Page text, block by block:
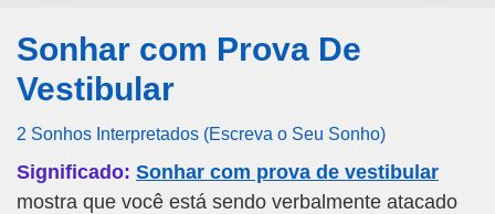
Sonhar com Prova De
Vestibular
2 Sonhos Interpretados (Escreva o Seu Sonho)
Significado: Sonhar com prova de vestibular
mostra que você está sendo verbalmente atacado